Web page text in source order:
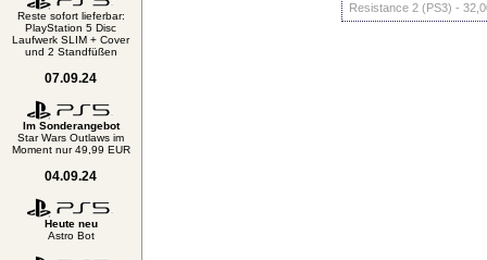
Reste sofort lieferbar:
PlayStation 5 Disc
Laufwerk SLIM + Cover
und 2 Standfüßen
07.09.24
Im Sonderangebot
Star Wars Outlaws im
Moment nur 49,99 EUR
04.09.24
Heute neu
Astro Bot
Resistance 2 (PS3) -